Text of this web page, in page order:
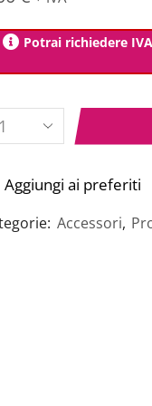
Potrai richiedere
Aggiungi ai preferiti
Accessori,